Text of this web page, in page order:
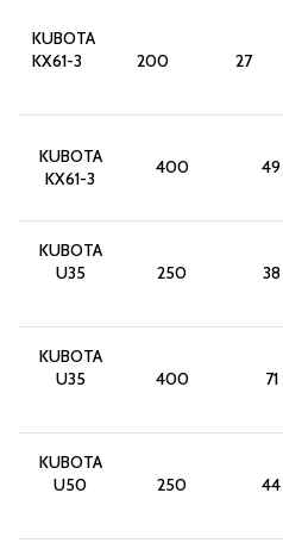
KUBOTA
KX61-3
200 27
KUBOTA
KX61-3
400 49
KUBOTA
U35
250 38
KUBOTA
U35
400 71
KUBOTA
U50
250 44